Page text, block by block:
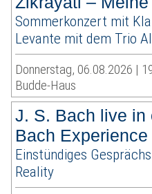
Sommerkonzert mit
Levante mit dem Trio
Donnerstag, 06.08.2026 |
Budde-Haus
J. S. Bach live in
Bach Experience
Einstündiges
Reality